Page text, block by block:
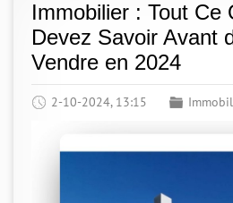
Immobilier : Tout Ce
Devez Savoir Avant
Vendre en 2024
2-10-2024, 13:15